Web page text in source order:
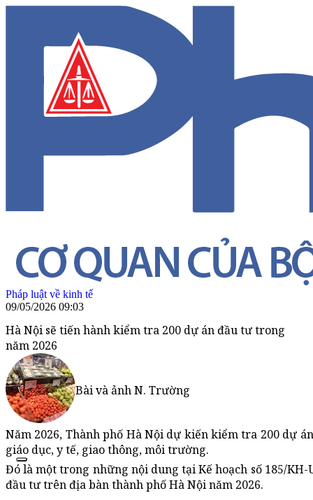
Pháp luật về kinh tế
09/05/2026 09:03
Hà Nội sẽ tiến hành kiểm tra 200 dự án đầu tư trong
năm 2026
Bài và ảnh N. Trường
Năm 2026, Thành phố Hà Nội dự kiến kiểm tra 200 dự
giáo dục, y tế, giao thông, môi trường.
Đó là một trong những nội dung tại Kế hoạch số 185/
đầu tư trên địa bàn thành phố Hà Nội năm 2026.